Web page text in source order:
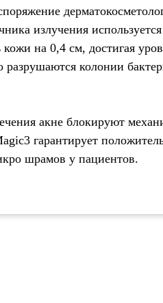
излучения
на 0,4 см, достигая
разрушаются колонии
акне блокируют
гарантирует
шрамов у пациентов.